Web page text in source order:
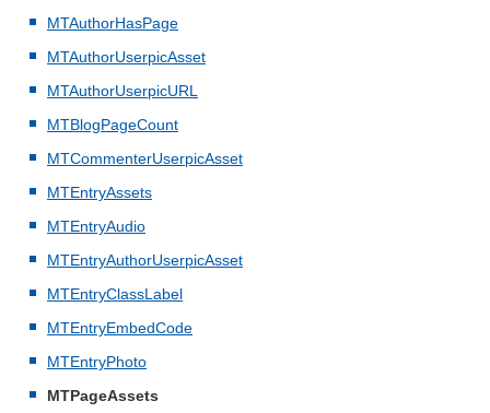
MTAuthorHasPage
MTAuthorUserpicAsset
MTAuthorUserpicURL
MTBlogPageCount
MTCommenterUserpicAsset
MTEntryAssets
MTEntryAudio
MTEntryAuthorUserpicAsset
MTEntryClassLabel
MTEntryEmbedCode
MTEntryPhoto
MTPageAssets